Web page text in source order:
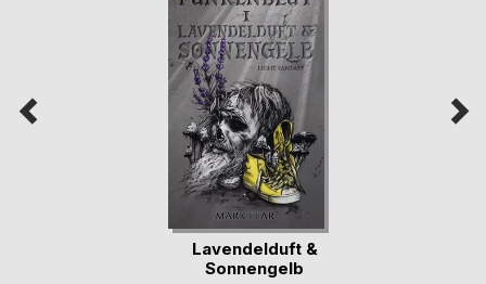
Lavendelduft &
Sonnengelb